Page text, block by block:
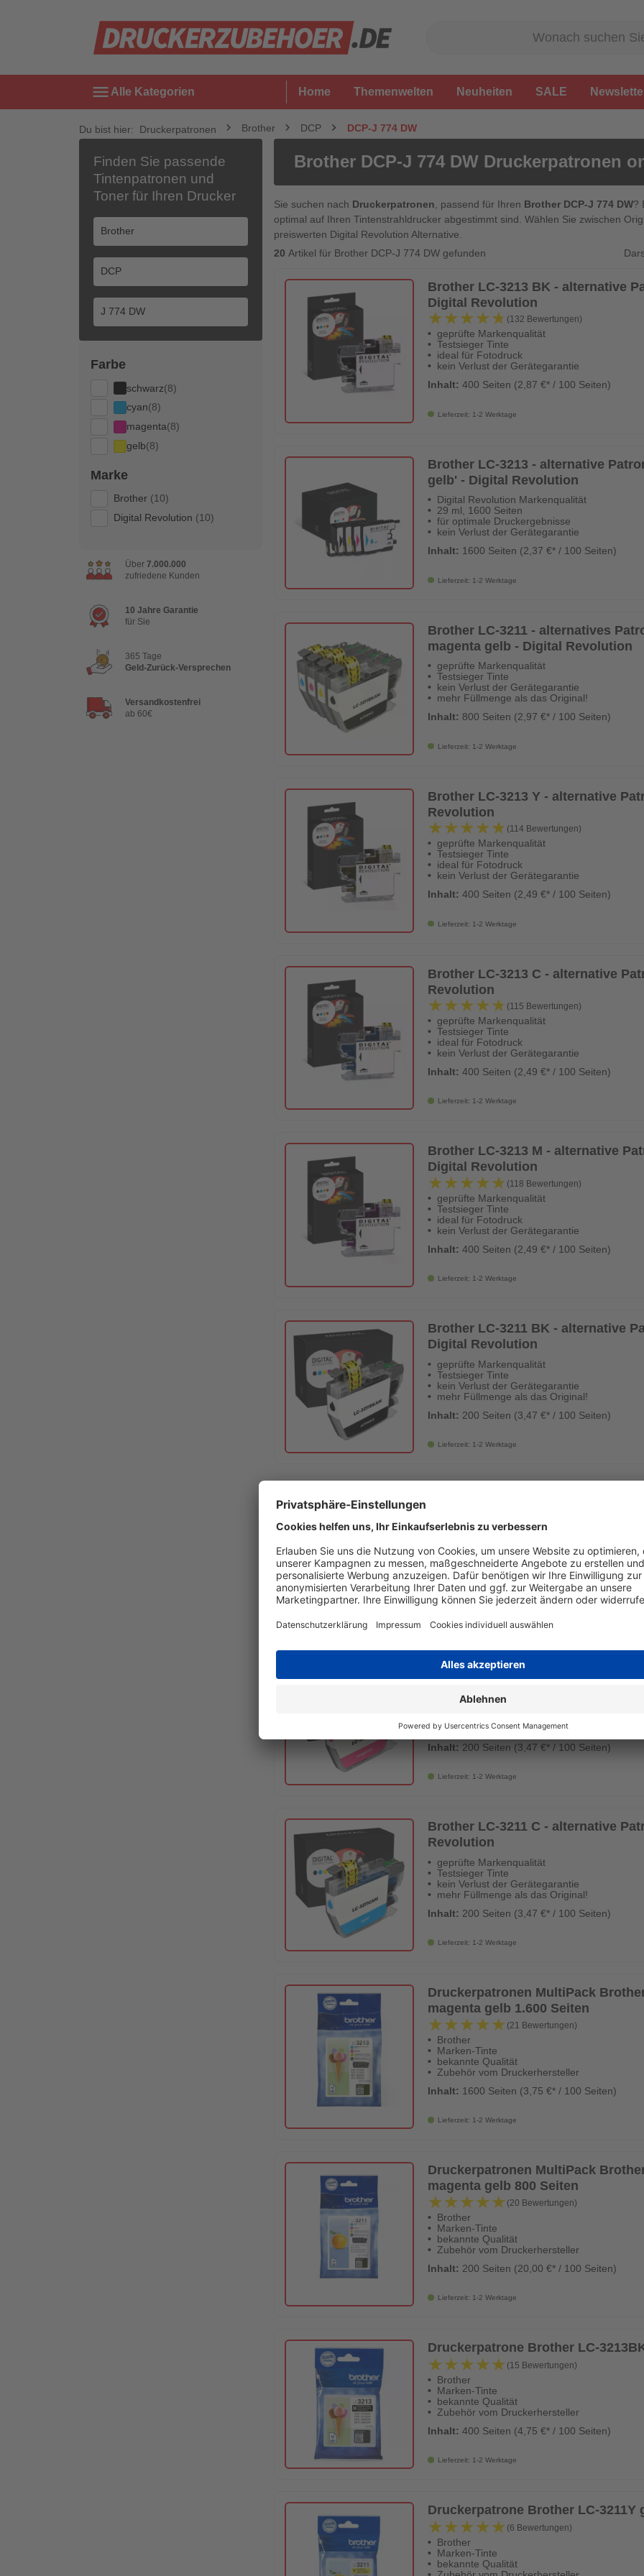
menu Alle Kategorien Home Themenwelten Neuheiten SALE
Du bist hier: Druckerpatronen Brother DCP DCP-J 774 DW
Finden Sie passende
Tintenpatronen und
Toner für Ihren Drucker
Farbe
schwarz(8)
cyan(8)
magenta(8)
gelb(8)
Marke
Brother (10)
Digital Revolution (10)
Über 7.000.000
zufriedene Kunden
10 Jahre Garantie
für Sie
365 Tage
Geld-Zurück-Versprechen
Versandkostenfrei
ab 60€
Brother DCP-J 774 DW Druckerpatronen
Sie suchen nach Druckerpatronen , passend für Ihren Brother DCP-J 774 DW?
optimal auf Ihren Tintenstrahldrucker abgestimmt sind. Wählen Sie zwischen
preiswerten Digital Revolution Alternative.
20 Artikel für Brother DCP-J 774 DW gefunden
Brother LC-3213 BK - alternative
Digital Revolution
★★★★★
★★★★★ (132 Bewertungen)
geprüfte Markenqualität
Testsieger Tinte
ideal für Fotodruck
kein Verlust der Gerätegarantie
Inhalt:400 Seiten (2,87 €* / 100 Seiten)
Lieferzeit: 1-2 Werktage
Brother LC-3213 - alternative
gelb' - Digital Revolution
Digital Revolution Markenqualität
29 ml, 1600 Seiten
für optimale Druckergebnisse
kein Verlust der Gerätegarantie
Inhalt: 1600 Seiten (2,37 €* / 100 Seiten)
Lieferzeit: 1-2 Werktage
Brother LC-3211 - alternatives
magenta gelb - Digital Revolution
geprüfte Markenqualität
Testsieger Tinte
kein Verlust der Gerätegarantie
mehr Füllmenge als das Original!
Inhalt: 800 Seiten (2,97 €* / 100 Seiten)
Lieferzeit: 1-2 Werktage
Brother LC-3213 Y - alternative
Revolution
★★★★★
★★★★★ (114 Bewertungen)
geprüfte Markenqualität
Testsieger Tinte
ideal für Fotodruck
kein Verlust der Gerätegarantie
Inhalt:400 Seiten (2,49 €* / 100 Seiten)
Lieferzeit: 1-2 Werktage
Brother LC-3213 C - alternative
Revolution
★★★★★
★★★★★ (115 Bewertungen)
geprüfte Markenqualität
Testsieger Tinte
ideal für Fotodruck
kein Verlust der Gerätegarantie
Inhalt:400 Seiten (2,49 €* / 100 Seiten)
Lieferzeit: 1-2 Werktage
Brother LC-3213 M - alternative
Digital Revolution
★★★★★
★★★★★ (118 Bewertungen)
geprüfte Markenqualität
Testsieger Tinte
ideal für Fotodruck
kein Verlust der Gerätegarantie
Inhalt:400 Seiten (2,49 €* / 100 Seiten)
Lieferzeit: 1-2 Werktage
Brother LC-3211 BK - alternative
Digital Revolution
geprüfte Markenqualität
Testsieger Tinte
kein Verlust der Gerätegarantie
mehr Füllmenge als das Original!
Inhalt: 200 Seiten (3,47 €* / 100 Seiten)
Lieferzeit: 1-2 Werktage
Brother LC-3211 Y - alternative
geprüfte Markenqualität
kein Verlust der Gerätegarantie
mehr Füllmenge als das Original!
Inhalt:200 Seiten (3,47 €* / 100 Seiten)
Brother LC-3211 M - alternative
Digital Revolution
geprüfte Markenqualität
Testsieger Tinte
mehr Füllmenge als das Original!
Inhalt: 200 Seiten (3,47 €* / 100 Seiten)
Lieferzeit: 1-2 Werktage
Brother LC-3211 C - alternative
Revolution
geprüfte Markenqualität
Testsieger Tinte
kein Verlust der Gerätegarantie
mehr Füllmenge als das Original!
Inhalt: 200 Seiten (3,47 €* / 100 Seiten)
Lieferzeit: 1-2 Werktage
Druckerpatronen MultiPack
magenta gelb 1.600 Seiten
★★★★★
★★★★★ (21 Bewertungen)
Brother
Marken-Tinte
bekannte Qualität
Zubehör vom Druckerhersteller
Inhalt: 1600 Seiten (3,75 €* / 100 Seiten)
Lieferzeit: 1-2 Werktage
Druckerpatronen MultiPack
magenta gelb 800 Seiten
★★★★★
★★★★★ (20 Bewertungen)
Brother
Marken-Tinte
bekannte Qualität
Zubehör vom Druckerhersteller
Inhalt: 200 Seiten (20,00 €* / 100 Seiten)
Lieferzeit: 1-2 Werktage
Druckerpatrone Brother LC-
★★★★★
★★★★★ (15 Bewertungen)
Brother
Marken-Tinte
bekannte Qualität
Zubehör vom Druckerhersteller
Inhalt:400 Seiten (4,75 €* / 100 Seiten)
Lieferzeit: 1-2 Werktage
Druckerpatrone Brother LC-3211Y
★★★★★
★★★★★ (6 Bewertungen)
Brother
Marken-Tinte
bekannte Qualität